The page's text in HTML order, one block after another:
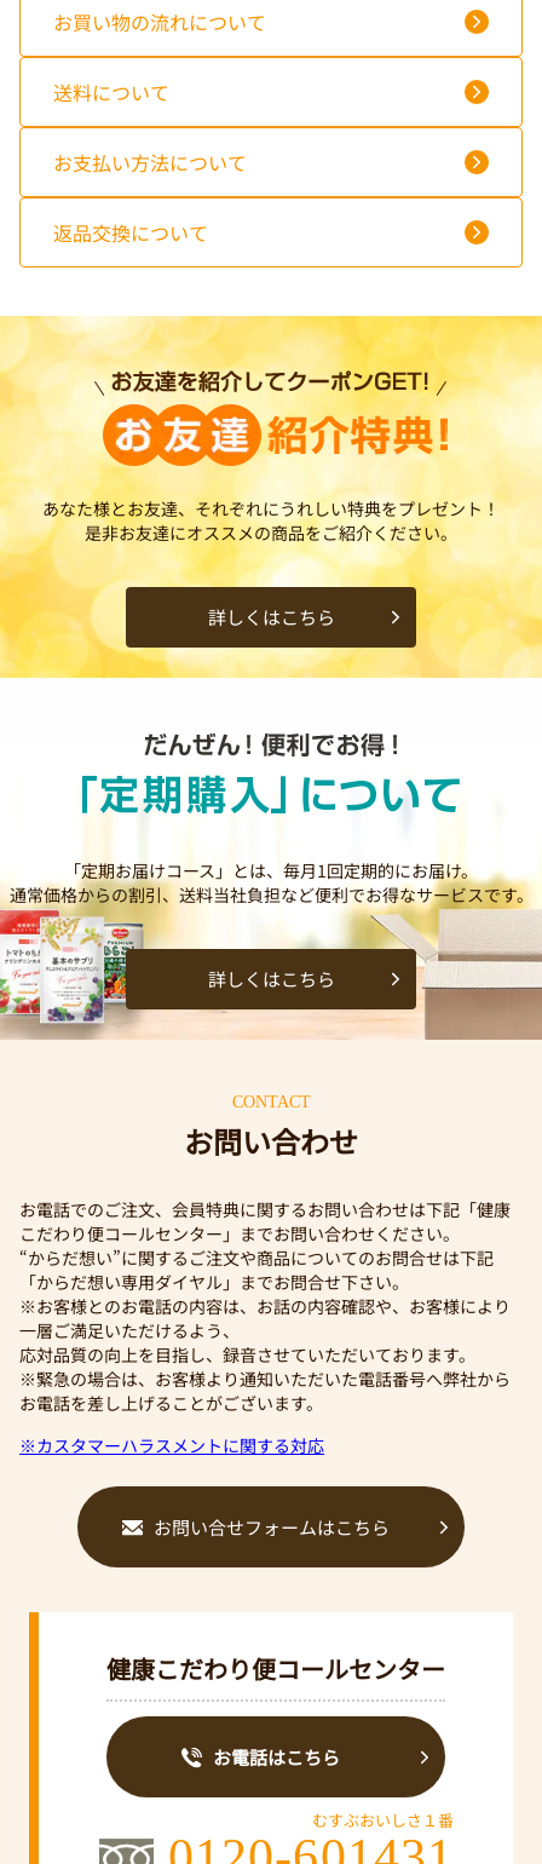
お買い物の流れについて
送料について
お支払い方法について
返品交換について
あなた様とお友達、それぞれにうれしい特典をプレゼント！
是非お友達にオススメの商品をご紹介ください。
詳しくはこちら
「定期お届けコース」とは、毎月1回定期的にお届け。
通常価格からの割引、送料当社負担など便利でお得なサービスです。
詳しくはこちら
CONTACT
お問い合わせ
お電話でのご注文、会員特典に関するお問い合わせは下記「健康
こだわり便コールセンター」までお問い合わせください。
“からだ想い”に関するご注文や商品についてのお問合せは下記
「からだ想い専用ダイヤル」までお問合せ下さい。
※お客様とのお電話の内容は、お話の内容確認や、お客様により
一層ご満足いただけるよう、
応対品質の向上を目指し、録音させていただいております。
※緊急の場合は、お客様より通知いただいた電話番号へ弊社から
お電話を差し上げることがございます。
※カスタマーハラスメントに関する対応
お問い合せフォームはこちら
健康こだわり便コールセンター
お電話はこちら
むすぶおいしさ１番